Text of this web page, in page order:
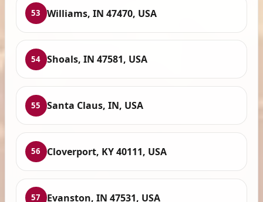
53 Williams, IN 47470, USA
54 Shoals, IN 47581, USA
55 Santa Claus, IN, USA
56 Cloverport, KY 40111, USA
57 Evanston, IN 47531, USA